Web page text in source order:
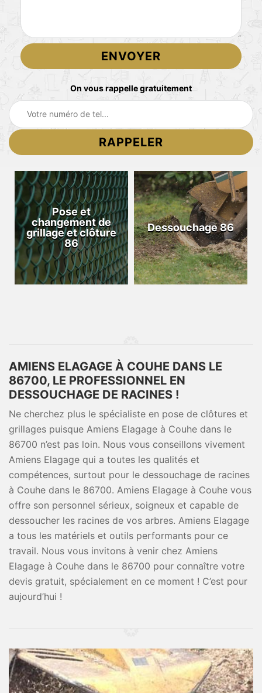
On vous rappelle gratuitement
Pose et
changement de
grillage et clôture
86
Dessouchage 86
AMIENS ELAGAGE À COUHE DANS LE
86700, LE PROFESSIONNEL EN
DESSOUCHAGE DE RACINES !
Ne cherchez plus le spécialiste en pose de clôtures et
grillages puisque Amiens Elagage à Couhe dans le
86700 n’est pas loin. Nous vous conseillons vivement
Amiens Elagage qui a toutes les qualités et
compétences, surtout pour le dessouchage de racines
à Couhe dans le 86700. Amiens Elagage à Couhe vous
offre son personnel sérieux, soigneux et capable de
dessoucher les racines de vos arbres. Amiens Elagage
a tous les matériels et outils performants pour ce
travail. Nous vous invitons à venir chez Amiens
Elagage à Couhe dans le 86700 pour connaître votre
devis gratuit, spécialement en ce moment ! C’est pour
aujourd’hui !